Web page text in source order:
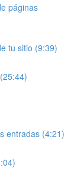
páginas
tu sitio (9:39)
entradas (4:21)